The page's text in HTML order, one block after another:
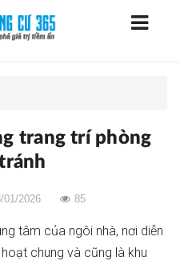
trang trí phòng
01/2026 85
tâm của ngôi nhà, nơi diễn
chung và cũng là khu